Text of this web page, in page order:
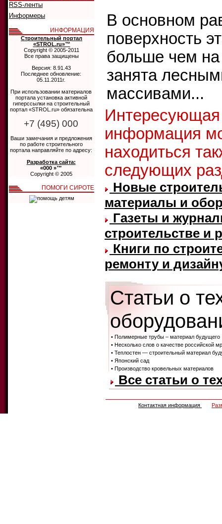
В основном
поверхность
больше чем
занята
массивами...
информация
находиться
следующих
Новые
материалы и
Газеты и
строительстве и
Книги по
ремонту и
Статьи о
• Полимерные трубы – материал будущего
• Несколько слов о качестве российской
• Теплостен — строительный материал
• Японский сад
• Производство кровельных материалов
Все статьи о
Контактная информация
RSS-ленты
Информеры
ИНФОРМАЦИЯ
Строительный портал
«STROL.ru»™
Copyright © 2005-2011
Все права защищены
Версия: 8.91.43
Последнее обновление:
05.11.2011г.
При использовании материалов
портала установка активной
гиперссылки на строительный
портал «STROL.ru» обязательна
+7 (495) 000
Ваши замечания и предложения
по работе строительного
портала направляйте по адресу:
Разработка сайта:
«000 »™
Copyright © 2005
ПОМОГИ СИРОТЕ